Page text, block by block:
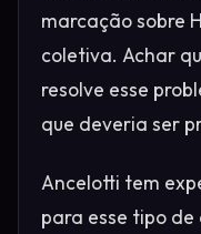
marcação sobre
coletiva. Achar
resolve esse
que deveria ser
Ancelotti tem
para esse tipo de